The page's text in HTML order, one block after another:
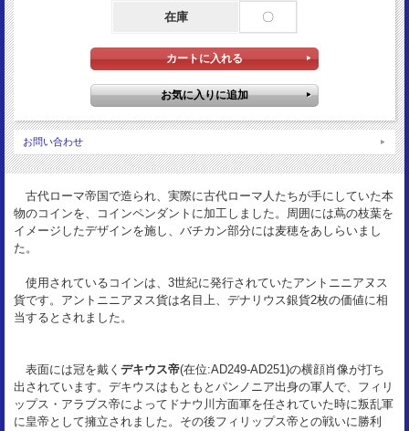
騎乗のデキウス帝
22mm×21mm (コイン本体)
3.61g (コイン本体)
Silver925
在庫 〇
お問い合わせ
古代ローマ帝国で造られ、実際に古代ローマ人たちが手にしていた本
物のコインを、コインペンダントに加工しました。周囲には蔦の枝葉を
イメージしたデザインを施し、バチカン部分には麦穂をあしらいまし
た。
使用されているコインは、3世紀に発行されていたアントニニアヌス
貨です。アントニニアヌス貨は名目上、デナリウス銀貨2枚の価値に相
当するとされました。
表面には冠を戴く デキウス帝(在位:AD249-AD251)の横顔肖像が打ち
出されています。デキウスはもともとパンノニア出身の軍人で、フィリ
ップス・アラブス帝によってドナウ川方面軍を任されていた時に叛乱軍
に皇帝として擁立されました。その後フィリップス帝との戦いに勝利